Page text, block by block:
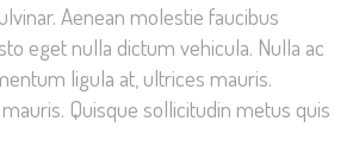
Aenean molestie faucibus
eget nulla dictum vehicula. Nulla ac
ligula at, ultrices mauris.
Quisque sollicitudin metus quis